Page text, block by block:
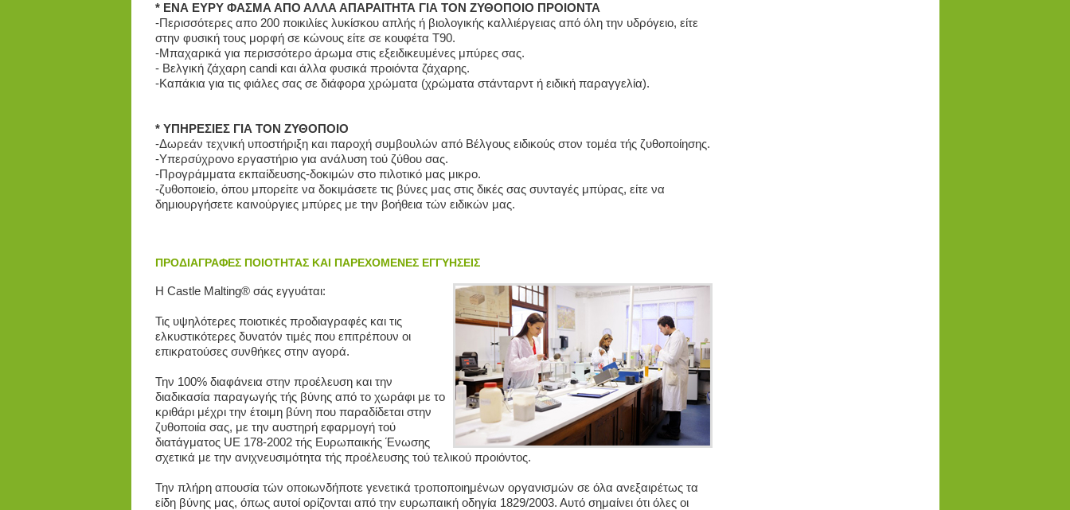
* ΕΝΑ ΕΥΡΥ ΦΑΣΜΑ ΑΠΟ ΑΛΛΑ ΑΠΑΡΑΙΤΗΤΑ ΓΙΑ ΤΟΝ ΖΥΘΟΠΟΙΟ ΠΡΟΙΟΝΤΑ
-Περισσότερες απο 200 ποικιλίες λυκίσκου απλής ή βιολογικής καλλιέργειας από όλη την υδρόγειο, είτε
στην φυσική τους μορφή σε κώνους είτε σε κουφέτα Τ90.
-Μπαχαρικά για περισσότερο άρωμα στις εξειδικευμένες μπύρες σας.
- Βελγική ζάχαρη candi και άλλα φυσικά προιόντα ζάχαρης.
-Καπάκια για τις φιάλες σας σε διάφορα χρώματα (χρώματα στάνταρντ ή ειδική παραγγελία).
* ΥΠΗΡΕΣΙΕΣ ΓΙΑ ΤΟΝ ΖΥΘΟΠΟΙΟ
-Δωρεάν τεχνική υποστήριξη και παροχή συμβουλών από Βέλγους ειδικούς στον τομέα τής ζυθοποίησης.
-Υπερσύχρονο εργαστήριο για ανάλυση τού ζύθου σας.
-Προγράμματα εκπαίδευσης-δοκιμών στο πιλοτικό μας μικρο.
-ζυθοποιείο, όπου μπορείτε να δοκιμάσετε τις βύνες μας στις δικές σας συνταγές μπύρας, είτε να
δημιουργήσετε καινούργιες μπύρες με την βοήθεια τών ειδικών μας.
ΠΡΟΔΙΑΓΡΑΦΕΣ ΠΟΙΟΤΗΤΑΣ ΚΑΙ ΠΑΡΕΧΟΜΕΝΕΣ ΕΓΓΥΗΣΕΙΣ
Η Castle Malting® σάς εγγυάται:
Τις υψηλότερες ποιοτικές προδιαγραφές και τις
ελκυστικότερες δυνατόν τιμές που επιτρέπουν οι
επικρατούσες συνθήκες στην αγορά.
Την 100% διαφάνεια στην προέλευση και την
διαδικασία παραγωγής τής βύνης από το χωράφι με το
κριθάρι μέχρι την έτοιμη βύνη που παραδίδεται στην
ζυθοποιία σας, με την αυστηρή εφαρμογή τού
διατάγματος UE 178-2002 τής Ευρωπαικής Ένωσης
σχετικά με την ανιχνευσιμότητα τής προέλευσης τού τελικού προιόντος.
Την πλήρη απουσία τών οποιωνδήποτε γενετικά τροποποιημένων οργανισμών σε όλα ανεξαιρέτως τα
είδη βύνης μας, όπως αυτοί ορίζονται από την ευρωπαική οδηγία 1829/2003. Αυτό σημαίνει ότι όλες οι